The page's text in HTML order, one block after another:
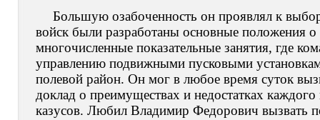
Большую озабоченность он проявлял к
войск были разработаны основные положения
многочисленные показательные занятия, где
управлению подвижными пусковыми
полевой район. Он мог в любое время суток
доклад о преимуществах и недостатках
казусов. Любил Владимир Федорович вызвать